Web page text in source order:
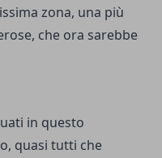
zona, una più
che ora sarebbe
in questo
quasi tutti che